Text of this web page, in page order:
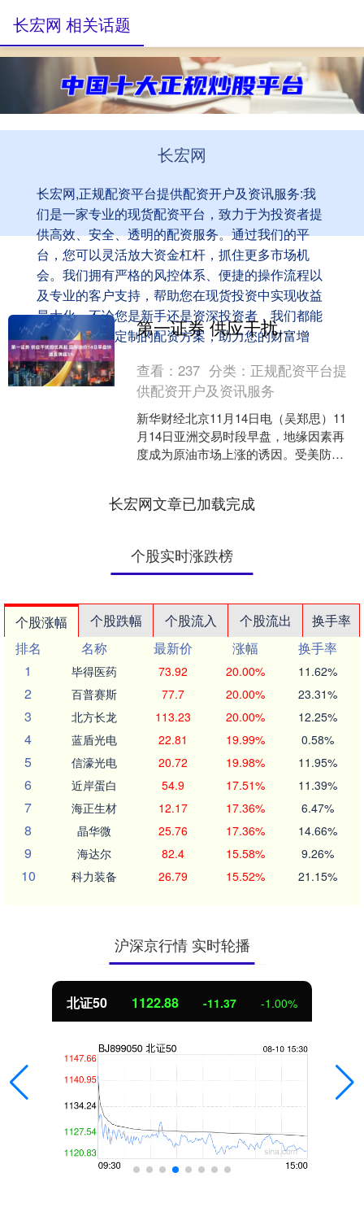
长宏网
长宏网,正规配资平台提供配资开户及资讯服务:我
们是一家专业的现货配资平台，致力于为投资者提
供高效、安全、透明的配资服务。通过我们的平
台，您可以灵活放大资金杠杆，抓住更多市场机
会。我们拥有严格的风控体系、便捷的操作流程以
及专业的客户支持，帮助您在现货投资中实现收益
最大化。不论您是新手还是资深投资者，我们都能
为您提供量身定制的配资方案，助力您的财富增
值！
长宏网 相关话题
第一证券 供应干扰担忧再起 国际油价14日早盘快速反弹超3%
查看：237 分类： 正规配资平台提
供配资开户及资讯服务
新华财经北京11月14日电（吴郑思）11
月14日亚洲交易时段早盘，地缘因素再
度成为原油市场上涨的诱因。受美防长
长宏网文章已加载完成
个股实时涨跌榜
个股涨幅 个股跌幅 个股流入 个股流出
换手率
排名
名称 最新价 涨幅
换手率
1
毕得医药 73.92 20.00% 11.62%
2 百普赛斯 77.7 20.00% 23.31%
3 北方长龙 113.23 20.00% 12.25%
4 蓝盾光电 22.81 19.99% 0.58%
5 信濠光电 20.72 19.98% 11.95%
6 近岸蛋白 54.9 17.51% 11.39%
7 海正生材 12.17 17.36% 6.47%
8 晶华微 25.76 17.36% 14.66%
9 海达尔 82.4 15.58% 9.26%
10 科力装备 26.79 15.52% 21.15%
沪深京行情 实时轮播
北证50 1122.88 -11.37 -1.00%